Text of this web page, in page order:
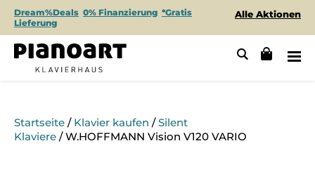
Dream%Deals 0% Finanzierung *Gratis
Lieferung
Alle Aktionen
Startseite / Klavier kaufen /Silent
Klaviere / W.HOFFMANN Vision V120 VARIO